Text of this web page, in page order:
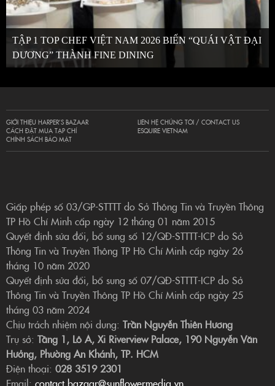
TẬP 1 TOP CHEF VIỆT NAM 2026 BIẾN “QUÁI VẬT ĐẠI
DƯƠNG” THÀNH FINE DINING
GIỚI THIỆU HARPER’S BAZAAR
CÁCH ĐẶT MUA TẠP CHÍ
CHÍNH SÁCH BẢO MẬT
LIÊN HỆ CHÚNG TÔI / CONTACT US
ESQUIRE VIETNAM
Giấp phép số 03/GP-STTTT do Sở Thông Tin và Truyền Thông
TP Hồ Chí Minh cấp ngày 12 tháng 01 năm 2015
Quyết định sửa đổi, bổ sung số 12/QĐ-STTTT-ICP do Sở
Thông Tin và Truyền Thông TP Hồ Chí Minh cấp ngày 26
tháng 10 năm 2020
Quyết định sửa đổi, bổ sung số 07/QĐ-STTTT-ICP do Sở
Thông Tin và Truyền Thông TP Hồ Chí Minh cấp ngày 25
tháng 03 năm 2024
Chịu trách nhiệm nội dung: Trần Nguyễn Thiên Hương
Trụ sở: Tầng 1, Lô A, Xi Riverview Palace, 190 Nguyễn Văn
Hưởng, Phường An Khánh, TP. HCM
Điện thoại: 028 3519 2301
Email: contact.bazaar@sunflowermedia.vn